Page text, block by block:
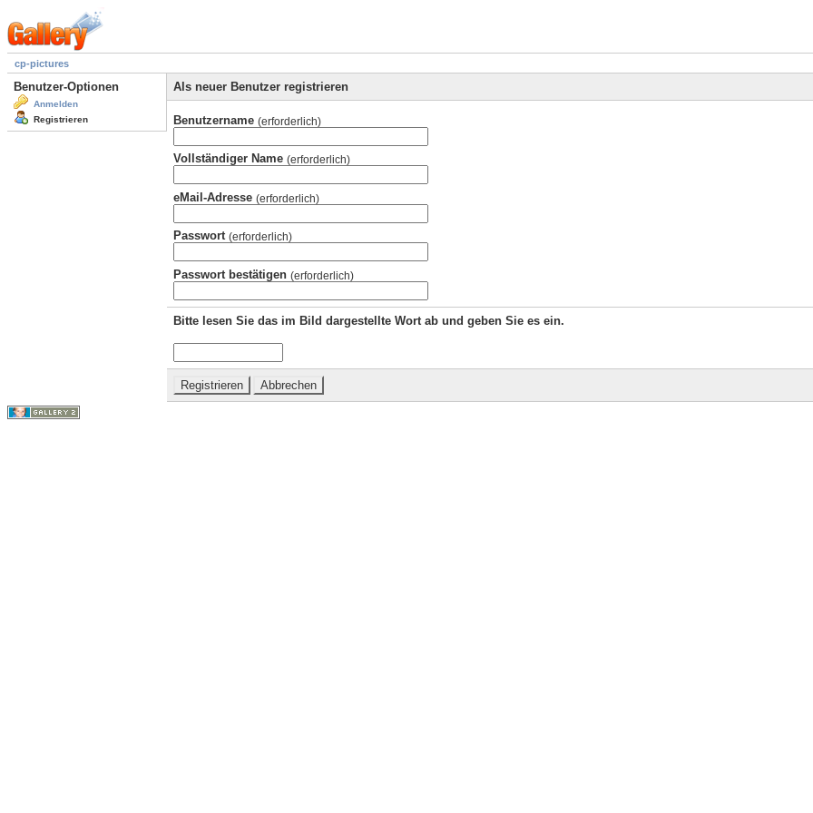
cp-pictures
Benutzer-Optionen
Anmelden
Registrieren
Als neuer Benutzer registrieren
Benutzername (erforderlich)
Vollständiger Name (erforderlich)
eMail-Adresse (erforderlich)
Passwort (erforderlich)
Passwort bestätigen (erforderlich)
Bitte lesen Sie das im Bild dargestellte Wort ab und geben Sie es ein.